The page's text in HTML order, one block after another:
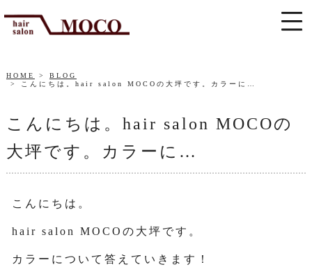
HOME
BLOG
こんにちは。hair salon MOCOの大坪です。カラーに…
こんにちは。hair salon MOCOの
大坪です。カラーに…
こんにちは。
hair salon MOCOの大坪です。
カラーについて答えていきます！